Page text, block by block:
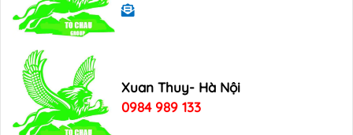
Xuan Thuy- Hà Nội
0984 989 133